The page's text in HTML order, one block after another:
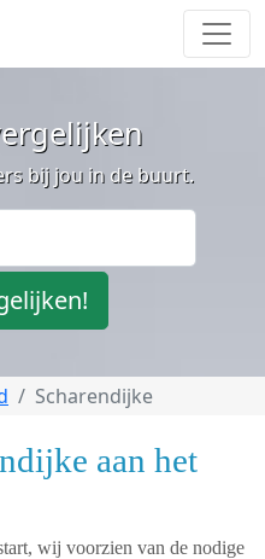
bij jou in de buurt.
Scharendijke
aan het
wij voorzien van de nodige